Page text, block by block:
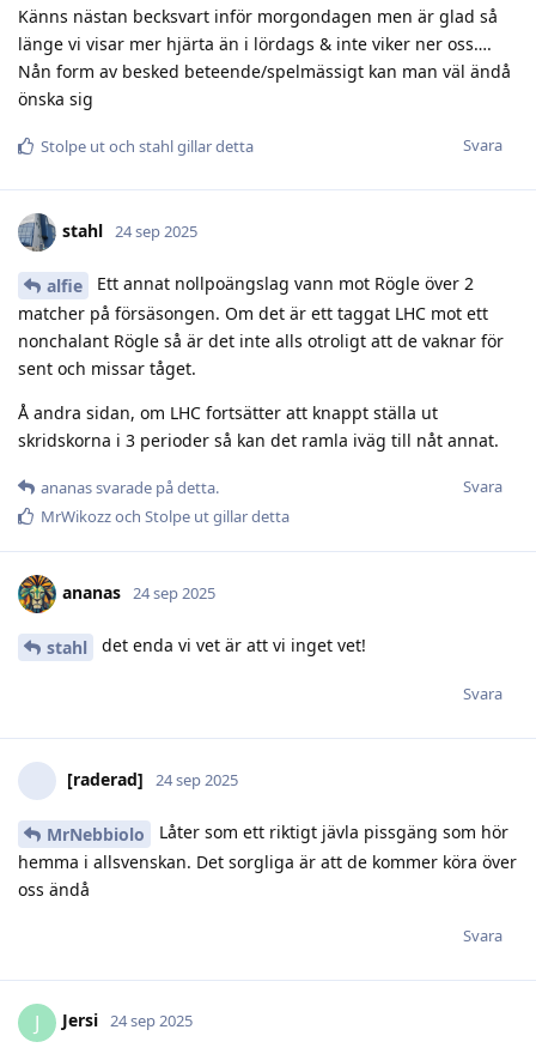
Känns nästan becksvart inför morgondagen men är glad så
länge vi visar mer hjärta än i lördags & inte viker ner oss….
Nån form av besked beteende/spelmässigt kan man väl ändå
önska sig
Svara
Stolpe utoch stahlgillar detta
stahl 24 sep 2025
alfie
Ett annat nollpoängslag vann mot Rögle över 2
matcher på försäsongen. Om det är ett taggat LHC mot ett
nonchalant Rögle så är det inte alls otroligt att de vaknar för
sent och missar tåget.
Å andra sidan, om LHC fortsätter att knappt ställa ut
skridskorna i 3 perioder så kan det ramla iväg till nåt annat.
Svara
ananassvarade på detta.
MrWikozzoch Stolpe utgillar detta
ananas 24 sep 2025
stahl det enda vi vet är att vi inget vet!
Svara
[raderad] 24 sep 2025
MrNebbiolo
Låter som ett riktigt jävla pissgäng som hör
hemma i allsvenskan. Det sorgliga är att de kommer köra över
oss ändå
Svara
J Jersi 24 sep 2025